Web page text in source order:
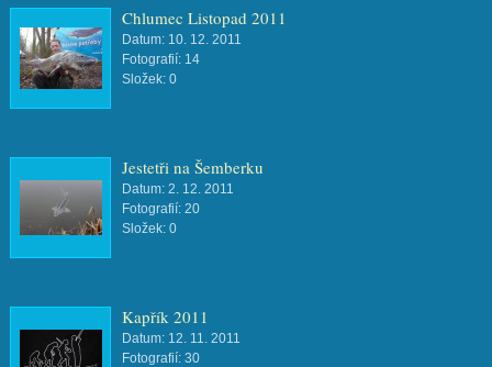
Chlumec Listopad 2011
Datum: 10. 12. 2011
Fotografií: 14
Složek: 0
Jestetři na Šemberku
Datum: 2. 12. 2011
Fotografií: 20
Složek: 0
Kapřík 2011
Datum: 12. 11. 2011
Fotografií: 30